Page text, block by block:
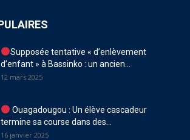
Supposée tentative « d’enlèvement
d’enfant » à Bassinko : un ancien...
12 mars 2025
Ouagadougou : Un élève cascadeur
termine sa course dans des...
16 janvier 2025